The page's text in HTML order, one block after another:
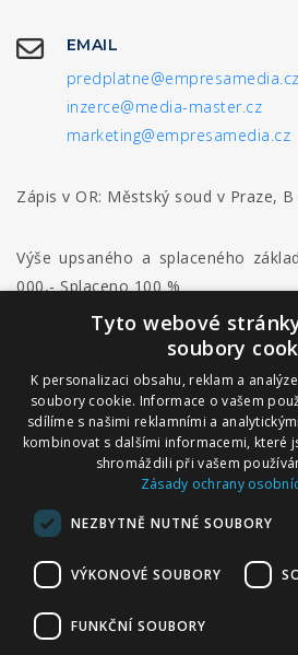
EMAIL
predplatne@empresamedia.cz
inzerce@media-master.cz
marketing@empresamedia.cz
Zápis v OR: Městský soud v Praze, B
Výše upsaného a splaceného
000,- Splaceno 100 %
© 2026 EMPRESA
Nastavení
Tyto webové
soubory
K personalizaci obsahu, reklam a
soubory cookie. Informace o vašem
sdílíme s našimi reklamními a
kombinovat s dalšími informacemi, které
shromáždili při vašem
Zásady ochrany
NEZBYTNĚ NUTNÉ SOUBORY
VÝKONOVÉ SOUBORY
FUNKČNÍ SOUBORY